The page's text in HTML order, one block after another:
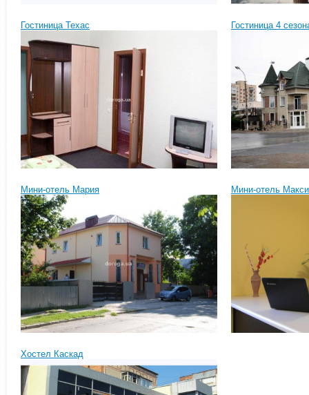
Гостиница Техас Гостиница 4
Мини-отель Мария Мини-отель
Хостел Каскад